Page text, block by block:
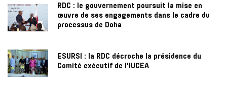
RDC : le gouvernement poursuit la mise en
œuvre de ses engagements dans le cadre du
processus de Doha
ESURSI : la RDC décroche la présidence du
Comité exécutif de l’IUCEA